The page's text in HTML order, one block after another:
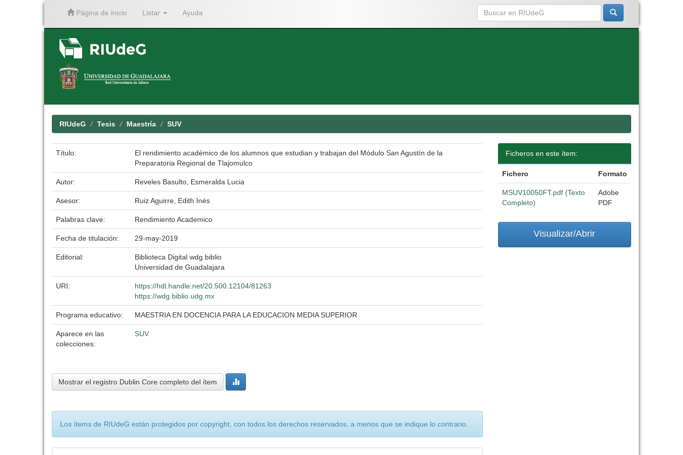
Página de inicio Listar Ayuda
RIUdeG Tesis Maestría SUV
Título:
El rendimiento académico de los alumnos que estudian y trabajan del Módulo San Agustín de la
Preparatoria Regional de Tlajomulco
Autor: Reveles Basulto, Esmeralda Lucia
Asesor: Ruiz Aguirre, Edith Inés
Palabras clave: Rendimiento Academico
Fecha de titulación: 29-may-2019
Editorial:
Biblioteca Digital wdg.biblio
Universidad de Guadalajara
URI:
https://hdl.handle.net/20.500.12104/81263
https://wdg.biblio.udg.mx
Programa educativo: MAESTRIA EN DOCENCIA PARA LA EDUCACION MEDIA SUPERIOR
Aparece en las
colecciones:
SUV
Mostrar el registro Dublin Core completo del ítem
Los ítems de RIUdeG están protegidos por copyright, con todos los derechos reservados, a menos que se indique lo contrario.
Ficheros en este ítem:
Fichero Formato
MSUV10050FT.pdf (Texto
Completo)
Adobe
PDF
Visualizar/Abrir